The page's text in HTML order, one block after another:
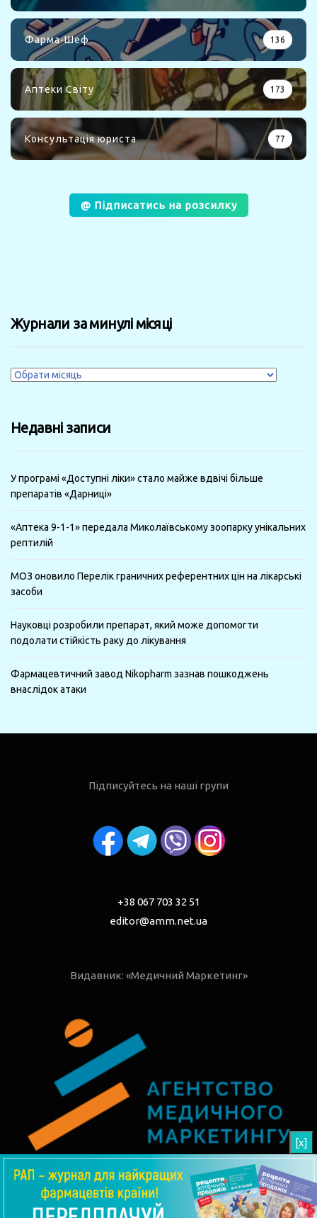
Фарма-Шеф 136
Аптеки Світу 173
Консультація юриста 77
@ Підписатись на розсилку
Журнали за минулі місяці
Журнали
місяці
Недавні записи
У програмі «Доступні ліки» стало майже вдвічі більше
препаратів «Дарниці»
«Аптека 9-1-1» передала Миколаївському зоопарку унікальних
рептилій
МОЗ оновило Перелік граничних референтних цін на лікарські
засоби
Науковці розробили препарат, який може допомогти
подолати стійкість раку до лікування
Фармацевтичний завод Nikopharm зазнав пошкоджень
внаслідок атаки
Підписуйтесь на наші групи
+38 067 703 32 51
editor@amm.net.ua
Видавник: «Медичний Маркетинг»
[x]